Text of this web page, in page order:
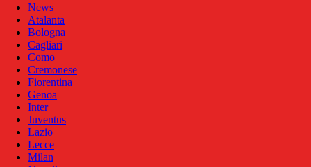
News
Atalanta
Bologna
Cagliari
Como
Cremonese
Fiorentina
Genoa
Inter
Juventus
Lazio
Lecce
Milan